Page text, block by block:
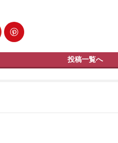
投稿一覧へ